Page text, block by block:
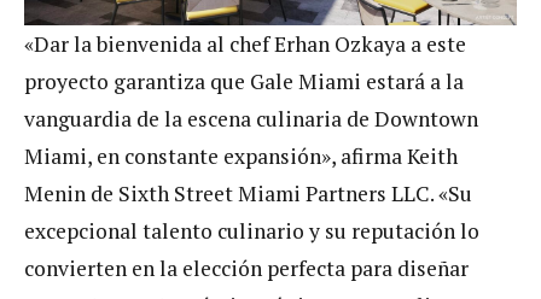
«Dar la bienvenida al chef Erhan Ozkaya a este
proyecto garantiza que Gale Miami estará a la
vanguardia de la escena culinaria de Downtown
Miami, en constante expansión», afirma Keith
Menin de Sixth Street Miami Partners LLC. «Su
excepcional talento culinario y su reputación lo
convierten en la elección perfecta para diseñar